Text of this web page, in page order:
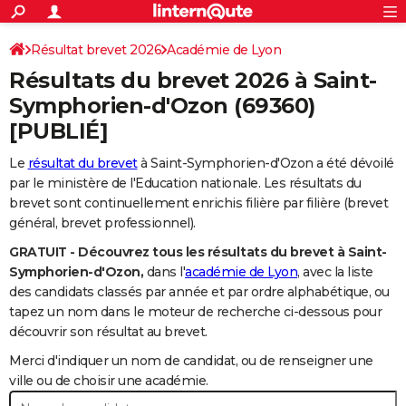
ACTUALITÉS
Politique
Société
Faits Divers
Education
Monde
Villes
+
SPORT
Coupe du monde 2026
Football
Tennis
Cyclisme
Rugby
Forum
Programme TV
TNT
Streaming
Cinéma
Sorties cinéma
Musique
+FINANCE
Retraite
Impôts
Epargne
Immobilier
Risques naturels par ville
Banque
Assurance
Crédit
AUTO
Essais
Réserver un essai
Citadines
Berlines
SUV
Forum auto
+
HIGH-TECH
Forum
Aménagement intérieur
Extérieur
Cuisine
Salle de bains
Jardinage
Rangement
+WEEK-END
Guides de France
Escapades
Patrimoine
Expositions
Musées
Week-end nature
+
LIFESTYLE
SANTE
Alimentation
Guide de la santé
Maladies
Médicaments
Sommeil
+VOYAGE
S'inscrire
Connexion
Résultat brevet 2026 Académie de Lyon
Résultats du brevet 2026 à Saint-
Symphorien-d'Ozon (69360)
[PUBLIÉ]
Le résultat du brevetà Saint-Symphorien-d'Ozon a été dévoilé
par le ministère de l'Education nationale. Les résultats du
brevet sont continuellement enrichis filière par filière (brevet
général, brevet professionnel).
GRATUIT - Découvrez tous les résultats du brevet à Saint-
Symphorien-d'Ozon, dans l'académie de Lyon, avec la liste
des candidats classés par année et par ordre alphabétique, ou
tapez un nom dans le moteur de recherche ci-dessous pour
découvrir son résultat au brevet.
Merci d'indiquer un nom de candidat, ou de renseigner une
ville ou de choisir une académie.